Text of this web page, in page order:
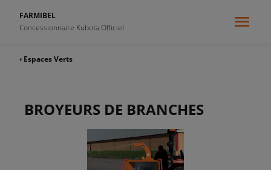
FARMIBEL
Concessionnaire Kubota Officiel
‹ Espaces Verts
BROYEURS DE BRANCHES